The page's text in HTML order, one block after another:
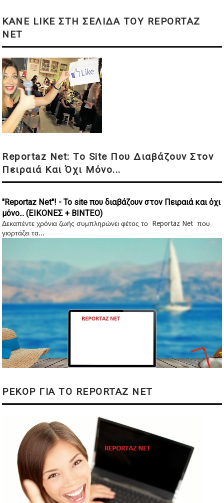
KANE LIKE ΣΤΗ ΣΕΛΙΔΑ ΤΟΥ REPORTAZ
NET
Reportaz Net: Το Site Που Διαβάζουν Στον
Πειραιά Και Όχι Μόνο...
"Reportaz Net"! - Το site που διαβάζουν στον Πειραιά και όχι
μόνο... (ΕΙΚΟΝΕΣ + ΒΙΝΤΕΟ)
Δεκαπέντε χρόνια ζωής συμπληρώνει φέτος το Reportaz Net που
γιορτάζει τα...
ΡΕΚΟΡ ΓΙΑ ΤΟ REPORTAZ NET